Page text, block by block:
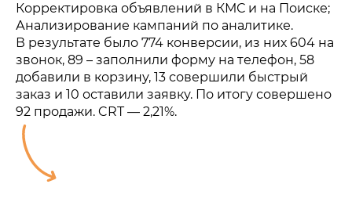
Корректировка объявлений в КМС и на Поиске;
Анализирование кампаний по аналитике.
В результате было 774 конверсии, из них 604 на
звонок, 89 – заполнили форму на телефон, 58
добавили в корзину, 13 совершили быстрый
заказ и 10 оставили заявку. По итогу совершено
92 продажи. CRT — 2,21%.